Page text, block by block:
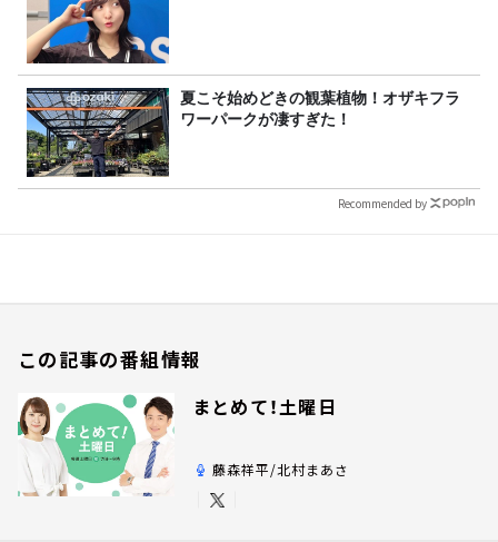
夏こそ始めどきの観葉植物！オザキフラ
ワーパークが凄すぎた！
Recommended by
この記事の番組情報
まとめて！土曜日
藤森祥平/北村まあさ